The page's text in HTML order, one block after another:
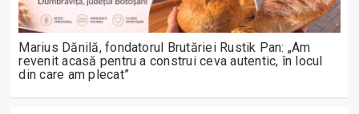
Marius Dănilă, fondatorul Brutăriei Rustik Pan: „Am
revenit acasă pentru a construi ceva autentic, în locul
din care am plecat”